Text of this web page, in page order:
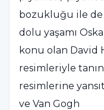
bozukluğu ile
dolu yaşamı
konu olan David
resimleriyle
resimlerine
ve Van Gogh